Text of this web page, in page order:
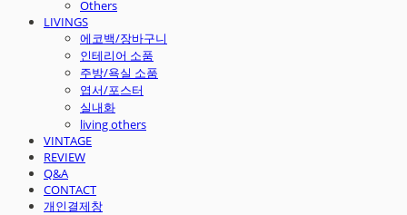
Others
LIVINGS
에코백/장바구니
인테리어 소품
주방/욕실 소품
엽서/포스터
실내화
living others
VINTAGE
REVIEW
Q&A
CONTACT
개인결제창